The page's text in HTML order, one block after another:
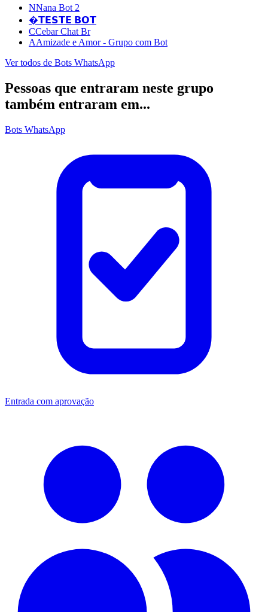
NNana Bot 2
�𝗧𝗘𝗦𝗧𝗘 𝗕𝗢𝗧
CCebar Chat Br
AAmizade e Amor - Grupo com Bot
Ver todos de Bots WhatsApp
Pessoas que entraram neste grupo
também entraram em...
Bots WhatsApp
Entrada com aprovação